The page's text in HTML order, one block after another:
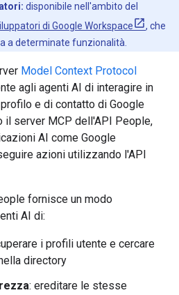
disponibile nell'ambito del
di Google Workspace
, che
a determinate funzionalità.
Model Context Protocol
agli agenti AI di interagire in
e di contatto di Google
il server MCP dell'API People,
AI come Google
azioni utilizzando l'API
fornisce un modo
AI di:
i profili utente e cercare
directory
: ereditare le stesse